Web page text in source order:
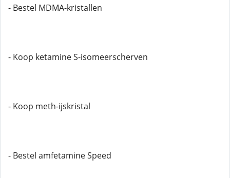
- Bestel MDMA-kristallen
- Koop ketamine S-isomeerscherven
- Koop meth-ijskristal
- Bestel amfetamine Speed